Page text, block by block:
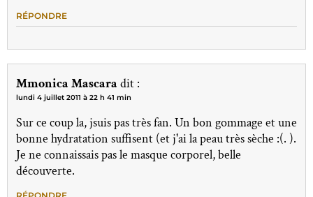
RÉPONDRE
Mmonica Mascara dit :
lundi 4 juillet 2011 à 22 h 41 min
Sur ce coup la, jsuis pas très fan. Un bon gommage et une
bonne hydratation suffisent (et j'ai la peau très sèche :(. ).
Je ne connaissais pas le masque corporel, belle
découverte.